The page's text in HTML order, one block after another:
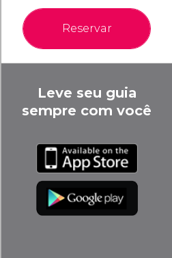
Reservar
Leve seu guia
sempre com você